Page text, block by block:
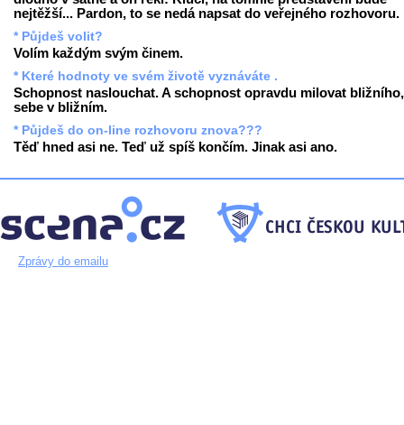
nejtěžší... Pardon, to se nedá napsat do veřejného rozhovoru.
* Půjdeš volit?
Volím každým svým činem.
* Které hodnoty ve svém životě vyznáváte .
Schopnost naslouchat. A schopnost opravdu milovat
sebe v bližním.
* Půjdeš do on-line rozhovoru znova???
Těď hned asi ne. Teď už spíš končím. Jinak asi ano.
Zprávy do emailu